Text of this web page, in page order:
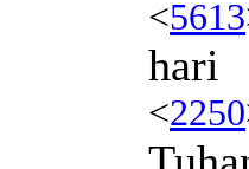
<5613
hari
<2250